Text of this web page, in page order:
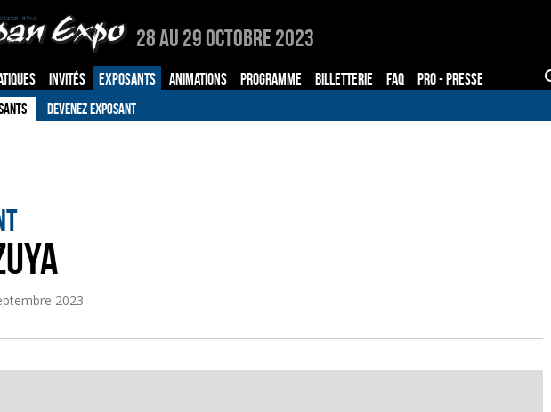
28 au 29 Octobre 2023
INVITÉS EXPOSANTS ANIMATIONS PROGRAMME BILLETTERIE FAQ PRO - PRESSE
DEVENEZ EXPOSANT
2023